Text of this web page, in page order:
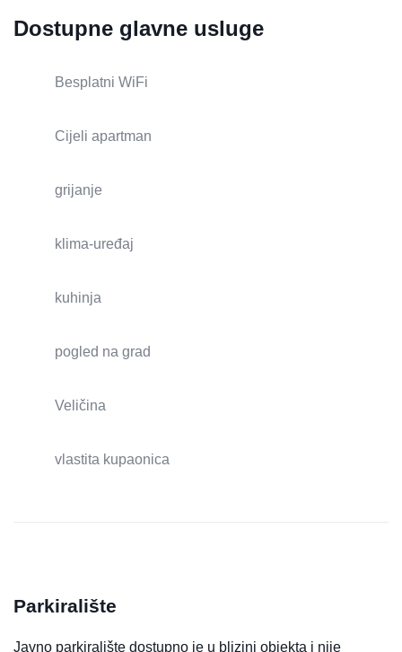
Dostupne glavne usluge
Besplatni WiFi
Cijeli apartman
grijanje
klima-uređaj
kuhinja
pogled na grad
Veličina
vlastita kupaonica
Parkiralište
Javno parkiralište dostupno je u blizini objekta i nije